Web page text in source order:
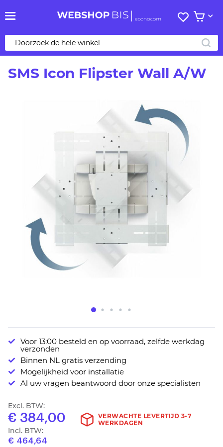
Mijn
Bekijk
naar
het
begin
van
afbeeldingen-
gallerij
SMS Icon Flipster Wall A/W
Voor 13:00 besteld en op voorraad, zelfde werkdag
verzonden
Binnen NL gratis verzending
Mogelijkheid voor installatie
Al uw vragen beantwoord door onze specialisten
Excl. BTW:
€ 384,00
Incl. BTW:
€ 464,64
VERWACHTE LEVERTIJD 3-7
WERKDAGEN